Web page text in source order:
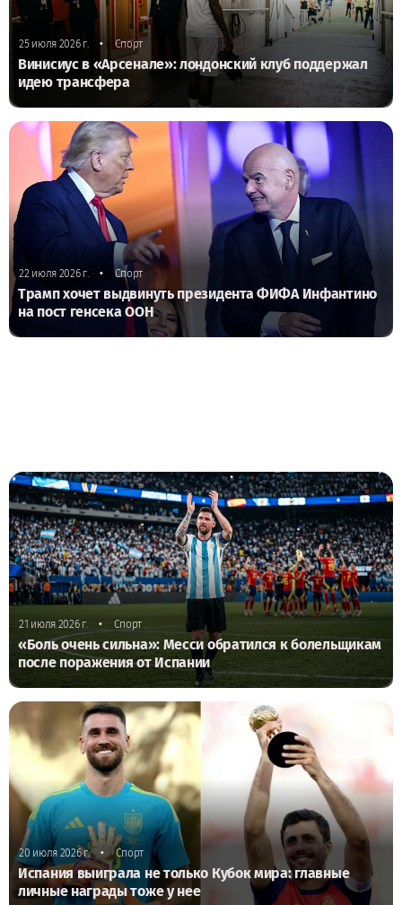
25 июля 2026 г. • Спорт
Винисиус в «Арсенале»: лондонский клуб поддержал
идею трансфера
22 июля 2026 г. • Спорт
Трамп хочет выдвинуть президента ФИФА Инфантино
на пост генсека ООН
21 июля 2026 г. • Спорт
«Боль очень сильна»: Месси обратился к болельщикам
после поражения от Испании
20 июля 2026 г. • Спорт
Испания выиграла не только Кубок мира: главные
личные награды тоже у нее